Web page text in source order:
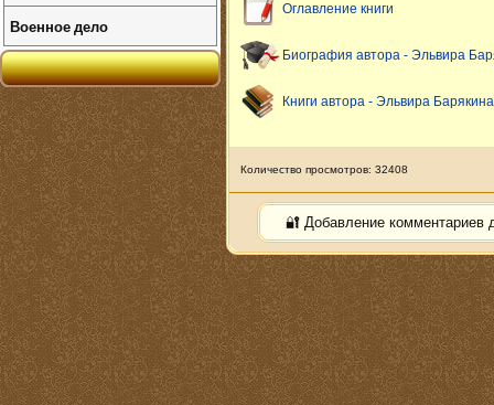
Оглавление книги
Биография автора - Эльвира
Книги автора - Эльвира Барякина
Количество просмотров: 32408
🔐 Добавление комментариев
Военное дело